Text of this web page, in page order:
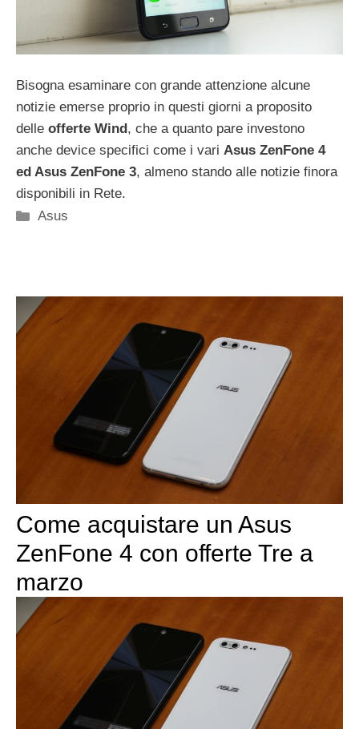
Bisogna esaminare con grande attenzione alcune
notizie emerse proprio in questi giorni a proposito
delle offerte Wind , che a quanto pare investono
anche device specifici come i vari Asus ZenFone 4
ed Asus ZenFone 3, almeno stando alle notizie finora
disponibili in Rete.
Categorie
Asus
Come acquistare un Asus
ZenFone 4 con offerte Tre a
marzo